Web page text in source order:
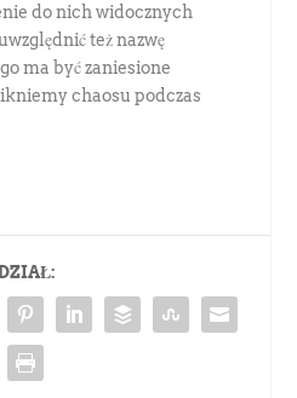
do nich widocznych
też nazwę
ma być zaniesione
chaosu podczas